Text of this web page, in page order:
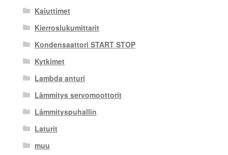
Kaiuttimet
Kierroslukumittarit
Kondensaattori START STOP
Kytkimet
Lambda anturi
Lämmitys servomoottorit
Lämmityspuhallin
Laturit
muu